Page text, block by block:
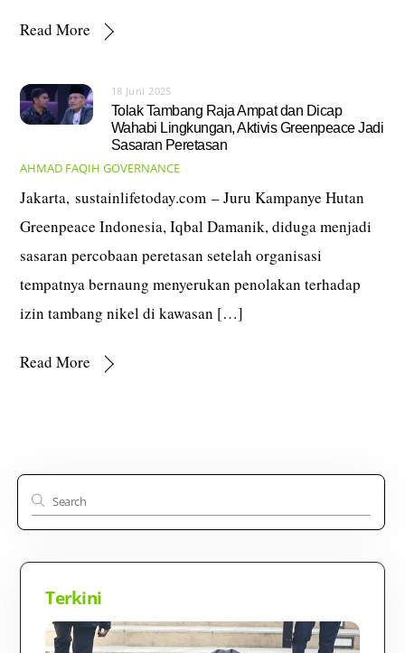
Read More
18 Juni 2025
Tolak Tambang Raja Ampat dan Dicap
Wahabi Lingkungan, Aktivis Greenpeace Jadi
Sasaran Peretasan
AHMAD FAQIH GOVERNANCE
Jakarta, sustainlifetoday.com – Juru Kampanye Hutan
Greenpeace Indonesia, Iqbal Damanik, diduga menjadi
sasaran percobaan peretasan setelah organisasi
tempatnya bernaung menyerukan penolakan terhadap
izin tambang nikel di kawasan […]
Read More
Terkini